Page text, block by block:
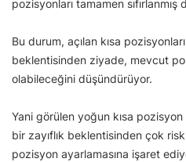
pozisyonları tamamen sıfırlanmış
Bu durum, açılan kısa
beklentisinden ziyade, mevcut
olabileceğini düşündürüyor.
Yani görülen yoğun kısa pozisyon
bir zayıflık beklentisinden çok
pozisyon ayarlamasına işaret